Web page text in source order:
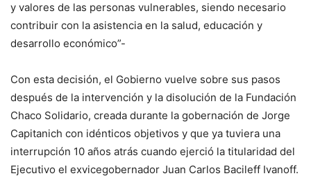
y valores de las personas vulnerables, siendo necesario
contribuir con la asistencia en la salud, educación y
desarrollo económico”-
Con esta decisión, el Gobierno vuelve sobre sus pasos
después de la intervención y la disolución de la Fundación
Chaco Solidario, creada durante la gobernación de Jorge
Capitanich con idénticos objetivos y que ya tuviera una
interrupción 10 años atrás cuando ejerció la titularidad del
Ejecutivo el exvicegobernador Juan Carlos Bacileff Ivanoff.